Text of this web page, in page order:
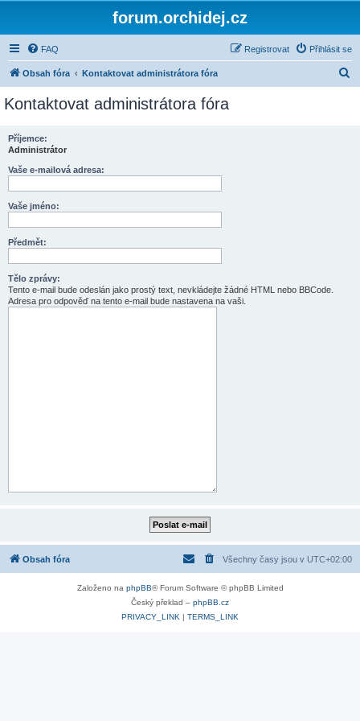
forum.orchidej.cz
FAQ Přihlásit se
Registrovat
Obsah fóra Kontaktovat administrátora fóra
Kontaktovat administrátora fóra
Příjemce:
Administrátor
Vaše e-mailová adresa:
Vaše jméno:
Předmět:
Tělo zprávy:
Tento e-mail bude odeslán jako prostý text, nevkládejte žádné HTML nebo BBCode.
Adresa pro odpověď na tento e-mail bude nastavena na vaši.
Obsah fóra Všechny časy jsou v UTC+02:00
Založeno na phpBB® Forum Software © phpBB Limited
Český překlad – phpBB.cz
PRIVACY_LINK | TERMS_LINK